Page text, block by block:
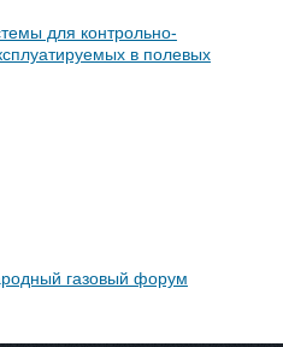
для контрольно-
в полевых
газовый форум